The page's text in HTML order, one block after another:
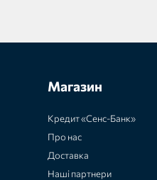
Магазин
Кредит «Сенс-Банк»
Про нас
Доставка
Наші партнери